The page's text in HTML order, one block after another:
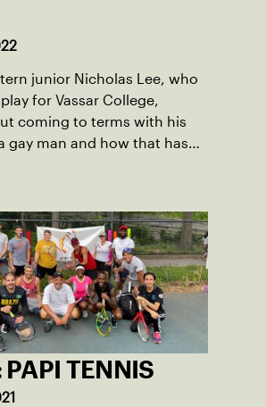
junior Nicholas Lee, who
for Vassar College,
coming to terms with his
gay man and how that has
PAPI TENNIS